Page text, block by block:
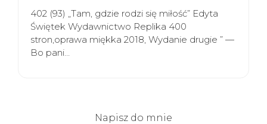
402 (93) „Tam, gdzie rodzi się miłość” Edyta
Świętek Wydawnictwo Replika 400
stron,oprawa miękka 2018, Wydanie drugie ” —
Bo pani…
Napisz do mnie